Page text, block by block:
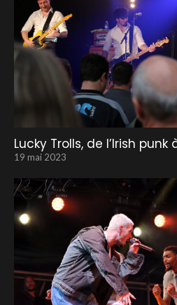
Lucky Trolls, de l’Irish
19 mai 2023